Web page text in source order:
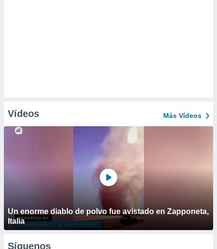
Vídeos Más Vídeos
Un enorme diablo de polvo fue avistado en Zapponeta,
Italia
Síguenos